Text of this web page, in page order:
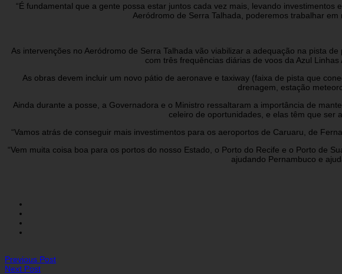
“É fundamental que a gente possa estar juntos cada vez mais, levando
Aeródromo de Serra Talhada, poderemos trabalhar
As intervenções no Aeródromo de Serra Talhada vão viabilizar a adequação na pista
com três frequências diárias de voos da Azul
As obras devem incluir um novo pátio de aeronave e taxiway (faixa de pista que
drenagem, estação
Ainda durante a posse, a Governadora e o Ministro ressaltaram a importância de
celeiro de oportunidades, e elas têm que ser
“Vamos atrás de conseguir mais investimentos para os aeroportos de Caruaru, de
“Vem muita coisa boa para os portos do nosso Estado, o Porto do Recife e o Porto de
ajudando Pernambuco e
Previous Post
Next Post